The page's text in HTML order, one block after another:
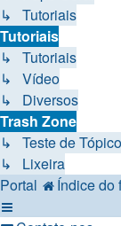
↳ Tutoriais
Tutoriais
↳ Tutoriais
↳ Vídeo
↳ Diversos
Trash Zone
↳ Teste de
↳ Lixeira
Portal
Índice do